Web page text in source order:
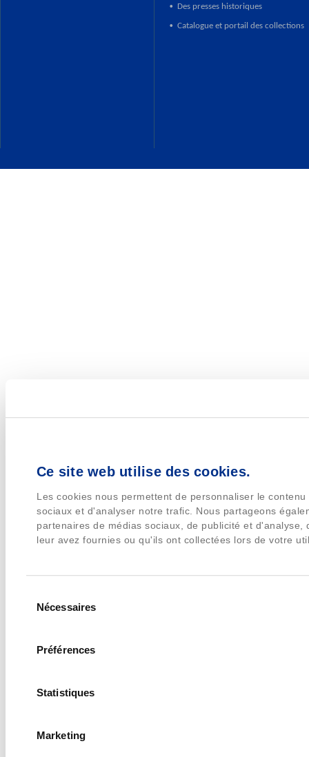
Ce site web utilise des cookies.
Les cookies nous permettent de personnaliser le
sociaux et d'analyser notre trafic. Nous partageons
partenaires de médias sociaux, de publicité et
leur avez fournies ou qu'ils ont collectées lors de votre
Nécessaires
Préférences
Statistiques
Marketing
• Des presses historiques
• Catalogue et portail des collections